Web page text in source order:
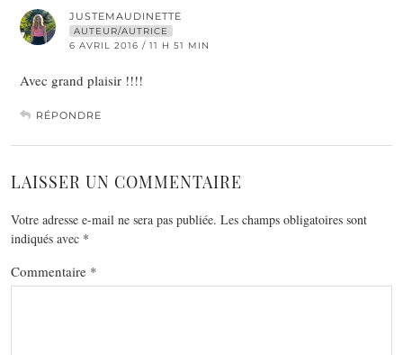
JUSTEMAUDINETTE
AUTEUR/AUTRICE
6 AVRIL 2016 / 11 H 51 MIN
Avec grand plaisir !!!!
RÉPONDRE
LAISSER UN COMMENTAIRE
Votre adresse e-mail ne sera pas publiée. Les champs obligatoires sont
indiqués avec *
Commentaire *